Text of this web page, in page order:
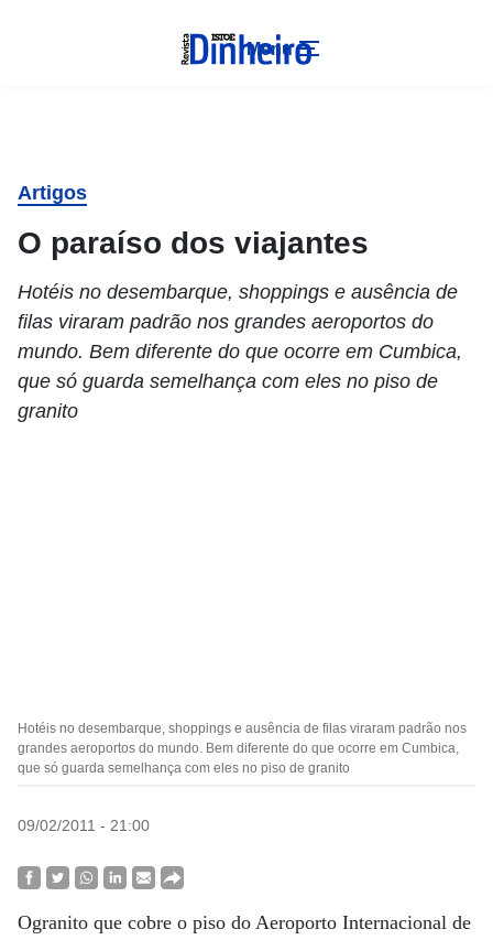
Menu
Artigos
O paraíso dos viajantes
Hotéis no desembarque, shoppings e ausência de
filas viraram padrão nos grandes aeroportos do
mundo. Bem diferente do que ocorre em Cumbica,
que só guarda semelhança com eles no piso de
granito
Hotéis no desembarque, shoppings e ausência de filas viraram padrão nos
grandes aeroportos do mundo. Bem diferente do que ocorre em Cumbica,
que só guarda semelhança com eles no piso de granito
09/02/2011 - 21:00
Ogranito que cobre o piso do Aeroporto Internacional de